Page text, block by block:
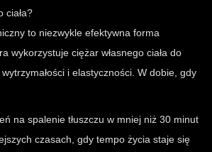
ciała?
to niezwykle efektywna forma
wykorzystuje ciężar własnego ciała do
wytrzymałości i elastyczności. W dobie, gdy
na spalenie tłuszczu w mniej niż 30 minut
czasach, gdy tempo życia staje się